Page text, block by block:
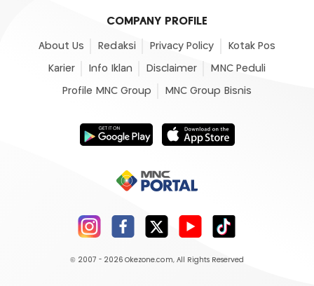
COMPANY PROFILE
About Us Redaksi Privacy Policy Kotak Pos
Karier Info Iklan Disclaimer MNC Peduli
Profile MNC Group MNC Group Bisnis
© 2007 - 2026 Okezone.com, All Rights Reserved